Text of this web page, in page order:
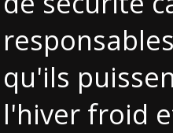
qu'ils
l'hiver froid